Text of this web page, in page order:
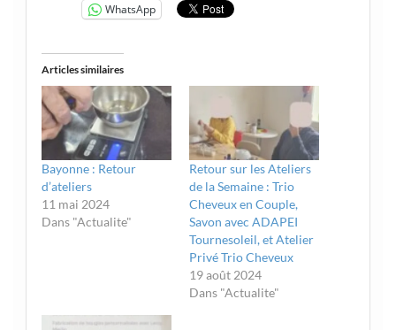
WhatsApp
Articles similaires
Bayonne : Retour
d’ateliers
11 mai 2024
Dans "Actualite"
Retour sur les Ateliers
de la Semaine : Trio
Cheveux en Couple,
Savon avec ADAPEI
Tournesoleil, et Atelier
Privé Trio Cheveux
19 août 2024
Dans "Actualite"